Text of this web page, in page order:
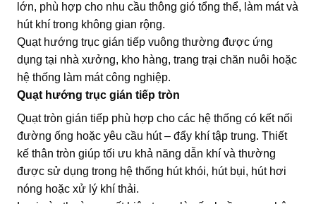
lớn, phù hợp cho nhu cầu thông gió tổng thể, làm mát và
hút khí trong không gian rộng.
Quạt hướng trục gián tiếp vuông thường được ứng
dụng tại nhà xưởng, kho hàng, trang trại chăn nuôi hoặc
hệ thống làm mát công nghiệp.
Quạt hướng trục gián tiếp tròn
Quạt tròn gián tiếp phù hợp cho các hệ thống có kết nối
đường ống hoặc yêu cầu hút – đẩy khí tập trung. Thiết
kế thân tròn giúp tối ưu khả năng dẫn khí và thường
được sử dụng trong hệ thống hút khói, hút bụi, hút hơi
nóng hoặc xử lý khí thải.